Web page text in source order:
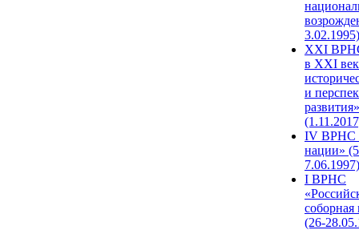
3.02.1995)
XХI
в XXI
и
развития»
IV ВРНС
нации»
7.06.1997)
I ВРНС
(26-